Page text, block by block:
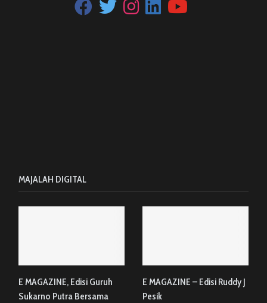
MAJALAH DIGITAL
E MAGAZINE, Edisi Guruh
Sukarno Putra Bersama
E MAGAZINE – Edisi Ruddy J
Pesik